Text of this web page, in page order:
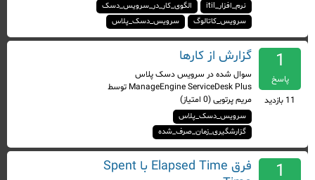
نرم_افزار_itil
الگوی_کار_در_سرویس_دسک
سرویس_کاتالوگ
سرویس_دسک_پلاس
پاسخ
11بازدید
گزارش از کارها
سوال شدهدرسرویس دسک پلاس
ManageEngine ServiceDesk Plusتوسط
مریم پرتویی(
0امتیاز)
سرویس_دسک_پلاس
گزارشگیری_زمان_صرف_شده
فرق Elapsed Time با Spent